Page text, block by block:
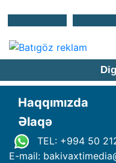
Haqqımızda
Əlaqə
TEL: +994 50
E-mail: bakivaxtimedia